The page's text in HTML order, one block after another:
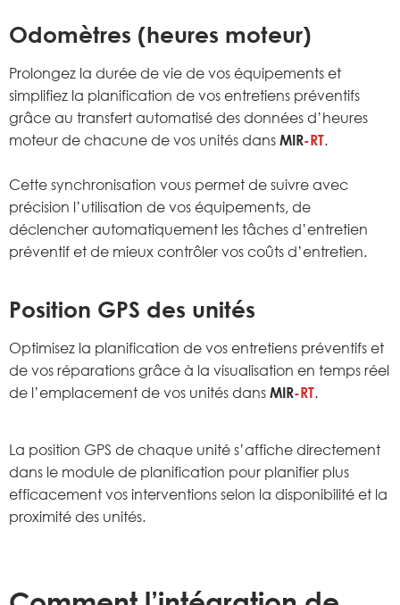
Odomètres (heures moteur)
Prolongez la durée de vie de vos équipements et
simplifiez la planification de vos entretiens préventifs
grâce au transfert automatisé des données d’heures
moteur de chacune de vos unités dans MIR-RT.
Cette synchronisation vous permet de suivre avec
précision l’utilisation de vos équipements, de
déclencher automatiquement les tâches d’entretien
préventif et de mieux contrôler vos coûts d’entretien.
Position GPS des unités
Optimisez la planification de vos entretiens préventifs et
de vos réparations grâce à la visualisation en temps réel
de l’emplacement de vos unités dans MIR-RT.
La position GPS de chaque unité s’affiche directement
dans le module de planification pour planifier plus
efficacement vos interventions selon la disponibilité et la
proximité des unités.